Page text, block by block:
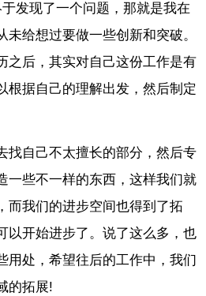
发现了一个问题，那就是我在
给想过要做一些创新和突破。
之后，其实对自己这份工作是有
根据自己的理解出发，然后制定
找自己不太擅长的部分，然后专
一些不一样的东西，这样我们就
而我们的进步空间也得到了拓
以开始进步了。说了这么多，也
用处，希望往后的工作中，我们
的拓展!